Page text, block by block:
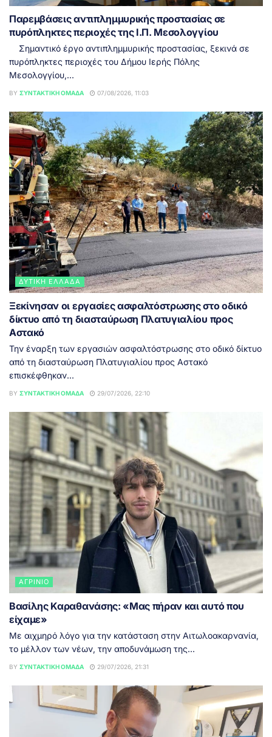
Παρεμβάσεις αντιπλημμυρικής προστασίας σε
πυρόπληκτες περιοχές της Ι.Π. Μεσολογγίου
Σημαντικό έργο αντιπλημμυρικής προστασίας, ξεκινά σε
πυρόπληκτες περιοχές του Δήμου Ιερής Πόλης
Μεσολογγίου,...
BY ΣΥΝΤΑΚΤΙΚΉ ΟΜΆΔΑ 07/08/2026, 11:03
ΔΥΤΙΚΉ ΕΛΛΆΔΑ
Ξεκίνησαν οι εργασίες ασφαλτόστρωσης στο οδικό
δίκτυο από τη διασταύρωση Πλατυγιαλίου προς
Αστακό
Την έναρξη των εργασιών ασφαλτόστρωσης στο οδικό δίκτυο
από τη διασταύρωση Πλατυγιαλίου προς Αστακό
επισκέφθηκαν...
BY ΣΥΝΤΑΚΤΙΚΉ ΟΜΆΔΑ 29/07/2026, 22:10
ΑΓΡΊΝΙΟ
Βασίλης Καραθανάσης: «Μας πήραν και αυτό που
είχαμε»
Με αιχμηρό λόγο για την κατάσταση στην Αιτωλοακαρνανία,
το μέλλον των νέων, την αποδυνάμωση της...
BY ΣΥΝΤΑΚΤΙΚΉ ΟΜΆΔΑ 29/07/2026, 21:31